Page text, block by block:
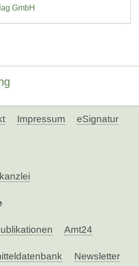
GmbH
Impressum eSignatur
Amt24
Newsletter